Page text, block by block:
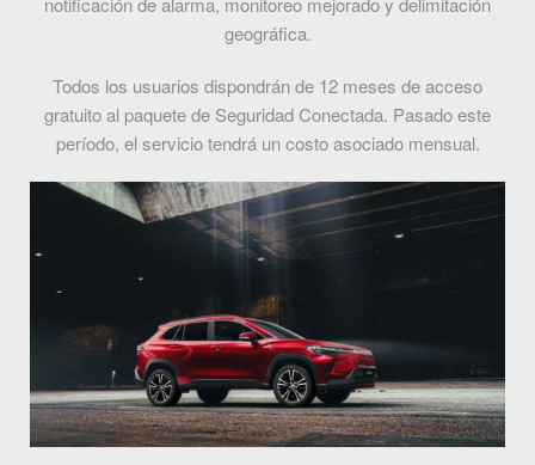
geográfica.
Todos los usuarios dispondrán de 12 meses de acceso
gratuito al paquete de Seguridad Conectada. Pasado este
período, el servicio tendrá un costo asociado mensual.